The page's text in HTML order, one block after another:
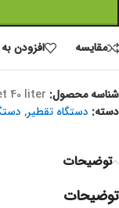
مقايسه افزودن
شناسه محصول: 40 liter
دسته: دستگاه تقطیر,
توضیحات
توضیحات